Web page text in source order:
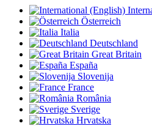
Österreich
Italia
Deutschland
Great Britain
España
Slovenija
France
România
Sverige
Hrvatska